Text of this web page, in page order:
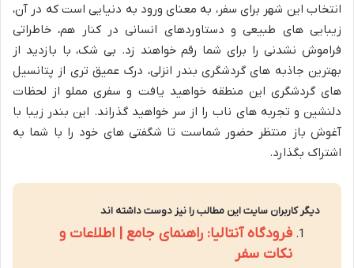
انتخاب این شهر برای سفر، به معنای ورود به دنیایی است که در آن،
زیبایی های طبیعی و دستاوردهای انسانی در کنار هم، خاطراتی
فراموش نشدنی را برای شما رقم خواهند زد. بی شک، با بازدید از
بهترین جاذبه های گردشگری بندر انزلی، درک عمیق تری از پتانسیل
های گردشگری این منطقه خواهید یافت و سفری مملو از لحظات
دلنشین و تجربه های ناب را از سر خواهید گذراند. این بندر زیبا با
آغوش باز منتظر حضور شماست تا شگفتی های خود را با شما به
اشتراک بگذارد.
دیگر کاربران سایت این مطالب را نیز دوست داشته اند
فرودگاه آنتالیا: راهنمای جامع | اطلاعات و
نکات سفر